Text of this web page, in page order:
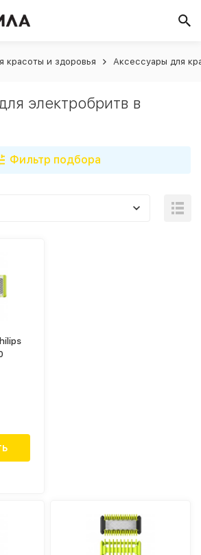
красоты и здоровья Аксессуары для
электробритв в
Фильтр подбора